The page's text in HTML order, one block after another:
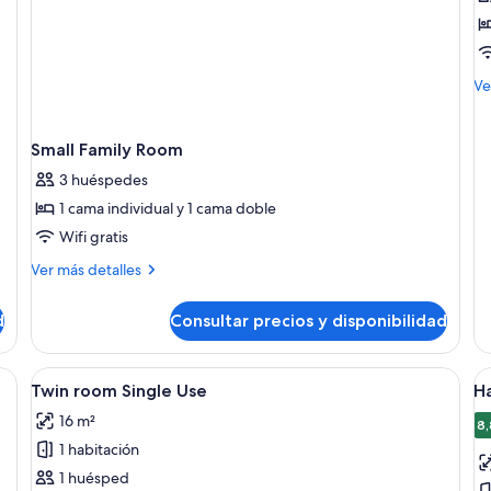
Small Family Room
3 huéspedes
1 cama individual y 1 cama doble
Wifi gratis
Ver más detalles
Más
Family
Room
Consultar precios y disponibilidad
grande, dos mesitas de noche, un escritorio con silla y una ventana con
Abrir
todas
las
fotos
de
Habitación de hotel con dos camas
10
Twin room Single Use
16 m²
1 habitación
1 huésped